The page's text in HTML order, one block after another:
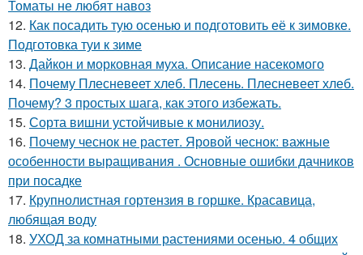
Томаты не любят навоз
12. Как посадить тую осенью и подготовить её к зимовке.
Подготовка туи к зиме
13. Дайкон и морковная муха. Описание насекомого
14. Почему Плесневеет хлеб. Плесень. Плесневеет хлеб.
Почему? 3 простых шага, как этого избежать.
15. Сорта вишни устойчивые к монилиозу.
16. Почему чеснок не растет. Яровой чеснок: важные
особенности выращивания . Основные ошибки дачников
при посадке
17. Крупнолистная гортензия в горшке. Красавица,
любящая воду
18. УХОД за комнатными растениями осенью. 4 общих